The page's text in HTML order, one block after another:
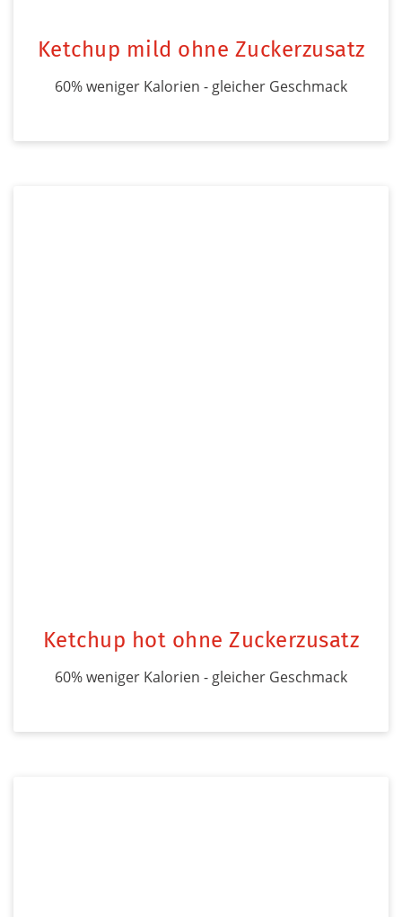
Ketchup mild ohne Zuckerzusatz
60% weniger Kalorien - gleicher Geschmack
Ketchup hot ohne Zuckerzusatz
60% weniger Kalorien - gleicher Geschmack